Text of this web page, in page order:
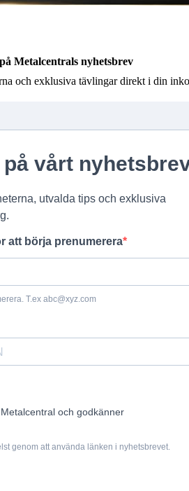
Metalcentrals nyhetsbrev
och exklusiva tävlingar direkt i din